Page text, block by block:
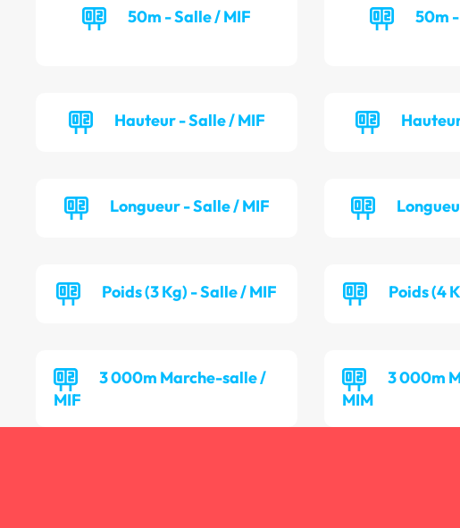
50m - Salle / MIF 50m
Hauteur - Salle / MIF
Longueur - Salle / MIF
Poids (3 Kg) - Salle / MIF Poids (4
3 000m Marche-salle /
MIF
3 000m
MIM